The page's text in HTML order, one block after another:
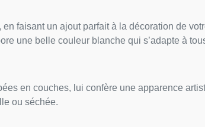
faisant un ajout parfait à la décoration de
une belle couleur blanche qui s’adapte à
en couches, lui confère une apparence
ou séchée.